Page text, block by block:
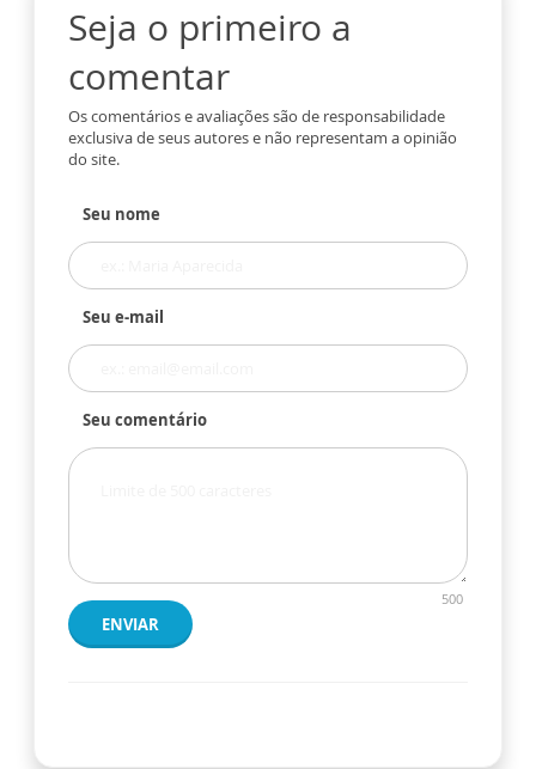
Seja o primeiro a
comentar
Os comentários e avaliações são de responsabilidade
exclusiva de seus autores e não representam a opinião
do site.
Seu nome
Seu e-mail
Seu comentário
500
ENVIAR